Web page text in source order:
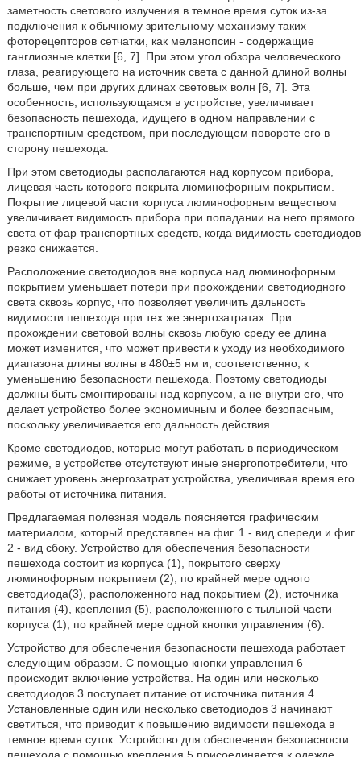
заметность светового излучения в темное время суток из-за
подключения к обычному зрительному механизму таких
фоторецепторов сетчатки, как меланопсин - содержащие
ганглиозные клетки [6, 7]. При этом угол обзора человеческого
глаза, реагирующего на источник света с данной длиной волны
больше, чем при других длинах световых волн [6, 7]. Эта
особенность, использующаяся в устройстве, увеличивает
безопасность пешехода, идущего в одном направлении с
транспортным средством, при последующем повороте его в
сторону пешехода.
При этом светодиоды располагаются над корпусом прибора,
лицевая часть которого покрыта люминофорным покрытием.
Покрытие лицевой части корпуса люминофорным веществом
увеличивает видимость прибора при попадании на него прямого
света от фар транспортных средств, когда видимость светодиодов
резко снижается.
Расположение светодиодов вне корпуса над люминофорным
покрытием уменьшает потери при прохождении светодиодного
света сквозь корпус, что позволяет увеличить дальность
видимости пешехода при тех же энергозатратах. При
прохождении световой волны сквозь любую среду ее длина
может изменится, что может привести к уходу из необходимого
диапазона длины волны в 480±5 нм и, соответственно, к
уменьшению безопасности пешехода. Поэтому светодиоды
должны быть смонтированы над корпусом, а не внутри его, что
делает устройство более экономичным и более безопасным,
поскольку увеличивается его дальность действия.
Кроме светодиодов, которые могут работать в периодическом
режиме, в устройстве отсутствуют иные энергопотребители, что
снижает уровень энергозатрат устройства, увеличивая время его
работы от источника питания.
Предлагаемая полезная модель поясняется графическим
материалом, который представлен на фиг. 1 - вид спереди и фиг.
2 - вид сбоку. Устройство для обеспечения безопасности
пешехода состоит из корпуса (1), покрытого сверху
люминофорным покрытием (2), по крайней мере одного
светодиода(3), расположенного над покрытием (2), источника
питания (4), крепления (5), расположенного с тыльной части
корпуса (1), по крайней мере одной кнопки управления (6).
Устройство для обеспечения безопасности пешехода работает
следующим образом. С помощью кнопки управления 6
происходит включение устройства. На один или несколько
светодиодов 3 поступает питание от источника питания 4.
Установленные один или несколько светодиодов 3 начинают
светиться, что приводит к повышению видимости пешехода в
темное время суток. Устройство для обеспечения безопасности